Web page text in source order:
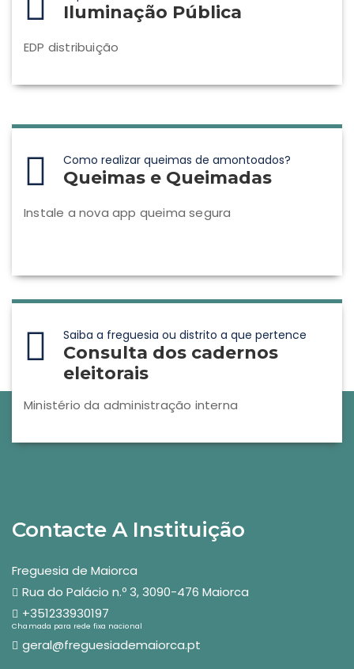
Iluminação Pública
EDP distribuição
Como realizar queimas de amontoados?
Queimas e Queimadas
Instale a nova app queima segura
Saiba a freguesia ou distrito a que pertence
Consulta dos cadernos
eleitorais
Ministério da administração interna
Contacte A Instituição
Freguesia de Maiorca
Rua do Palácio n.º 3, 3090-476 Maiorca
+351233930197
Chamada para rede fixa nacional
geral@freguesiademaiorca.pt